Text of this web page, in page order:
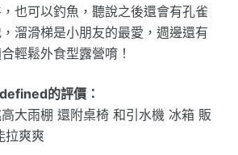
也可以釣魚，聽說之後還會有孔雀
溜滑梯是小朋友的最愛，週邊還有
輕鬆外食型露營唷！
的評價：
大雨棚 還附桌椅 和引水機 冰箱 販
拉爽爽